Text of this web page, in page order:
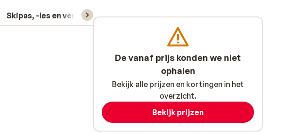
Skipas, -les en verhuur
De vanaf prijs konden we niet
ophalen
Bekijk alle prijzen en kortingen in het
overzicht.
Bekijk prijzen